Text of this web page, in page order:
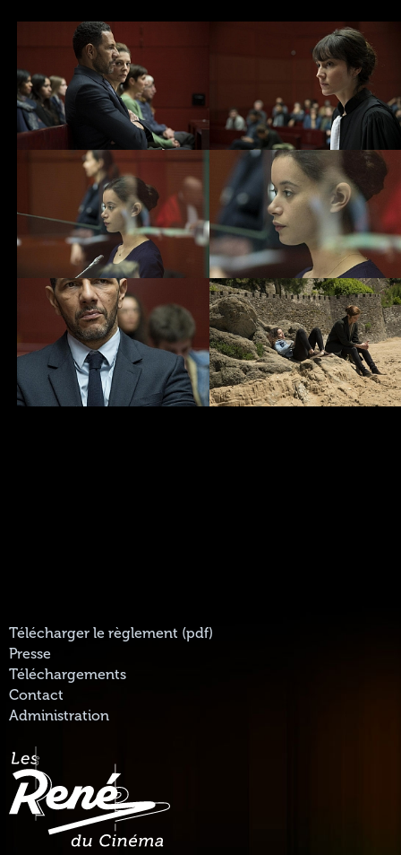
Télécharger le règlement (pdf)
Presse
Téléchargements
Contact
Administration